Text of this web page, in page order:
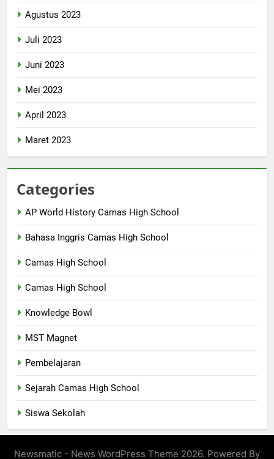
Agustus 2023
Juli 2023
Juni 2023
Mei 2023
April 2023
Maret 2023
Categories
AP World History Camas High School
Bahasa Inggris Camas High School
Camas High School
Camas High School
Knowledge Bowl
MST Magnet
Pembelajaran
Sejarah Camas High School
Siswa Sekolah
Newsmatic - News WordPress Theme 2026. Powered By